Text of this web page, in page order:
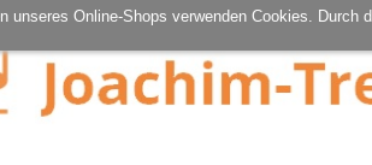
unseres Online-Shops verwenden Cookies.